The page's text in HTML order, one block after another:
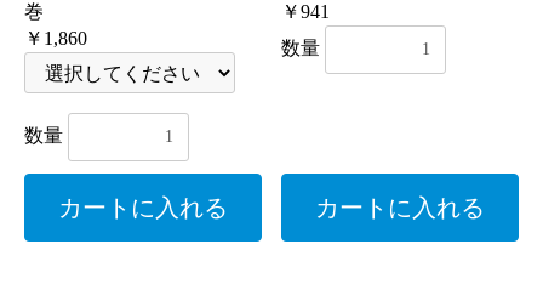
巻
￥1,860
数量
カートに入れる
￥941
数量
カートに入れる